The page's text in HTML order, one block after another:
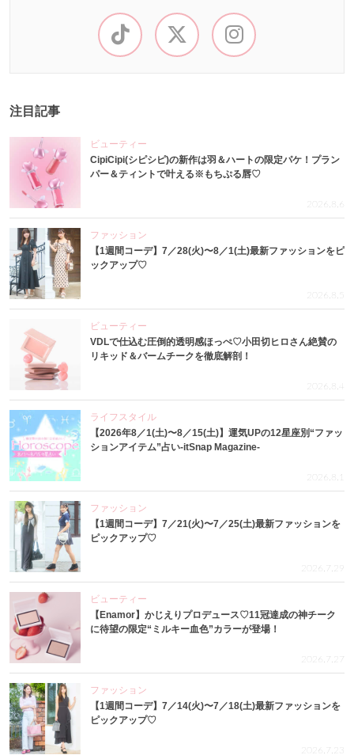
注目記事
ビューティー
CipiCipi(シピシピ)の新作は羽＆ハートの限定パケ！プラン
パー＆ティントで叶える※もちぷる唇♡
2026.8.6
ファッション
【1週間コーデ】7／28(火)〜8／1(土)最新ファッションをピ
ックアップ♡
2026.8.5
ビューティー
VDLで仕込む圧倒的透明感ほっぺ♡小田切ヒロさん絶賛の
リキッド＆バームチークを徹底解剖！
2026.8.4
ライフスタイル
【2026年8／1(土)〜8／15(土)】運気UPの12星座別“ファッ
ションアイテム”占い-itSnap Magazine-
2026.8.1
ファッション
【1週間コーデ】7／21(火)〜7／25(土)最新ファッションを
ピックアップ♡
2026.7.29
ビューティー
【Enamor】かじえりプロデュース♡11冠達成の神チーク
に待望の限定“ミルキー血色”カラーが登場！
2026.7.27
ファッション
【1週間コーデ】7／14(火)〜7／18(土)最新ファッションを
ピックアップ♡
2026.7.23